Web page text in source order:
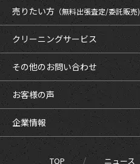
売りたい方（無料出張査定/委託販売)
クリーニングサービス
その他のお問い合わせ
お客様の声
企業情報
TOP ニュース